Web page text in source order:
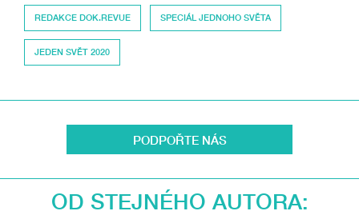
REDAKCE DOK.REVUE SPECIÁL JEDNOHO SVĚTA
JEDEN SVĚT 2020
PODPOŘTE NÁS
OD STEJNÉHO AUTORA: